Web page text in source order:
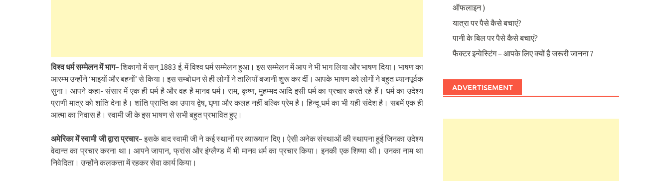
विश्व धर्म सम्मेलन में भाग– शिकागो में सन् 1883 ई. में विश्व धर्म सम्मेलन हुआ। इस सम्मेलन में आप ने भी भाग लिया और भाषण दिया। भाषण का
आरम्भ उन्होंने ‘भाइयों और बहनों’ से किया। इस सम्बोधन से ही लोगों ने तालियाँ बजानी शुरू कर दीं। आपके भाषण को लोगों ने बहुत ध्यानपूर्वक
सुना। आपने कहा- संसार में एक ही धर्म है और वह है मानव धर्म। राम, कृष्ण, मुहम्मद आदि इसी धर्म का प्रचार करते रहे हैं। धर्म का उदेश्य
प्राणी मात्र को शांति देना है। शांति प्राप्ति का उपाय द्वेष, घृणा और कलह नहीं बल्कि प्रेम है। हिन्दू धर्म का भी यही संदेश है। सबमें एक ही
आत्मा का निवास है। स्वामी जी के इस भाषण से सभी बहुत प्रभावित हुए।
अमेरिका में स्वामी जी द्वारा प्रचार– इसके बाद स्वामी जी ने कई स्थानों पर व्याख्यान दिए। ऐसी अनेक संस्थाओं की स्थापना हुई जिनका उदेश्य
वेदान्त का प्रचार करना था। आपने जापान, फ्रांस और इंग्लैण्ड में भी मानव धर्म का प्रचार किया। इनकी एक शिष्या थी। उनका नाम था
निवेदिता। उन्होंने कलकत्ता में रहकर सेवा कार्य किया।
ऑफलाइन )
यात्रा पर पैसे कैसे बचाएं?
पानी के बिल पर पैसे कैसे बचाएं?
फैक्टर इन्वेस्टिंग – आपके लिए क्यों है जरूरी जानना ?
ADVERTISEMENT